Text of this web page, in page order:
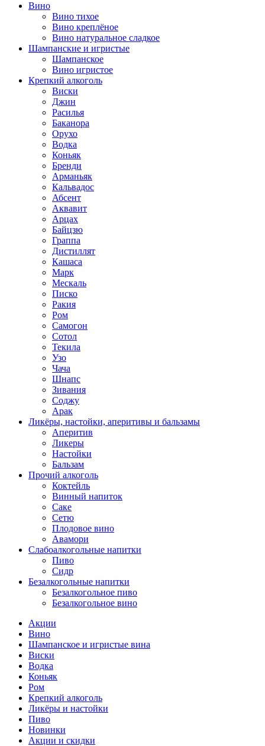
Вино
Вино тихое
Вино креплёное
Вино натуральное сладкое
Шампанские и игристые
Шампанское
Вино игристое
Крепкий алкоголь
Виски
Джин
Расилья
Баканора
Орухо
Водка
Коньяк
Бренди
Арманьяк
Кальвадос
Абсент
Аквавит
Арцах
Байцзю
Граппа
Дистиллят
Кашаса
Марк
Мескаль
Писко
Ракия
Ром
Самогон
Сотол
Текила
Узо
Чача
Шнапс
Зивания
Соджу
Арак
Ликёры, настойки, аперитивы и бальзамы
Аперитив
Ликеры
Настойки
Бальзам
Прочий алкоголь
Коктейль
Винный напиток
Саке
Сетю
Плодовое вино
Авамори
Слабоалкогольные напитки
Пиво
Сидр
Безалкогольные напитки
Безалкогольное пиво
Безалкогольное вино
Акции
Вино
Шампанское и игристые вина
Виски
Водка
Коньяк
Ром
Крепкий алкоголь
Ликёры и настойки
Пиво
Новинки
Акции и скидки